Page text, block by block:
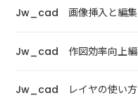
Jw_cad 画像挿入と編集
Jw_cad 作図効率向上編
Jw_cad レイヤの使い方